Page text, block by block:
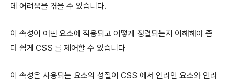
데 어려움을 겪을 수 있습니다.
이 속성이 어떤 요소에 적용되고 어떻게 정렬되는지 이해해야 좀
더 쉽게 CSS 를 제어할 수 있습니다
이 속성은 사용되는 요소의 성질이 CSS 에서 인라인 요소와 인라